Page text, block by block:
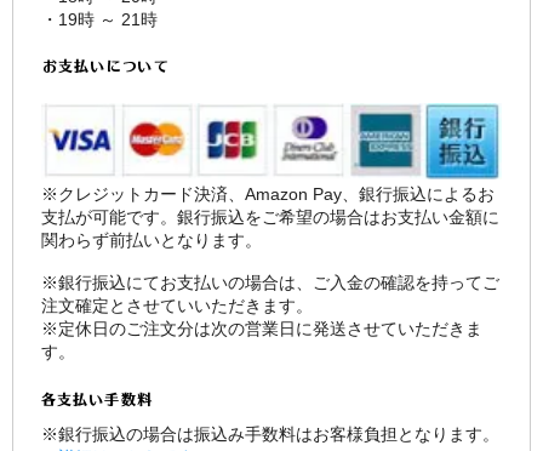
・19時 ～ 21時
※クレジットカード決済、Amazon Pay、銀行振込によるお
支払が可能です。銀行振込をご希望の場合はお支払い金額に
関わらず前払いとなります。
※銀行振込にてお支払いの場合は、ご入金の確認を持ってご
注文確定とさせていいただきます。
※定休日のご注文分は次の営業日に発送させていただきま
す。
※銀行振込の場合は振込み手数料はお客様負担となります。